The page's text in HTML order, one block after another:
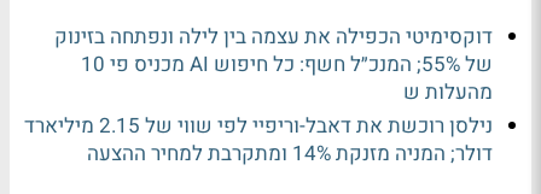
דוקסימיטי הכפילה את עצמה בין לילה ונפתחה בזינוק
של 55%; המנכ״ל חשף: כל חיפוש AI מכניס פי 10
מהעלות ש
נילסן רוכשת את דאבל-וריפיי לפי שווי של 2.15 מיליארד
דולר; המניה מזנקת 14% ומתקרבת למחיר ההצעה